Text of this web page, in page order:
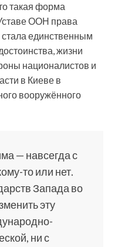
такая форма
ООН права
единственным
жизни
националистов и
в Киеве в
вооружённого
— навсегда с
то или нет.
Запада во
эту
ни с